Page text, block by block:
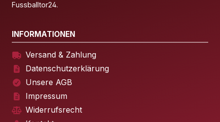
Fussballtor24.
INFORMATIONEN
Versand & Zahlung
Datenschutzerklärung
Unsere AGB
Impressum
Widerrufsrecht